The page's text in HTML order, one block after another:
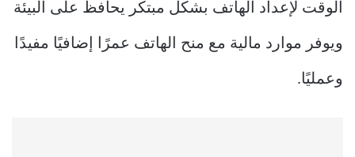
الوقت لإعداد الهاتف بشكل مبتكر يحافظ على البيئة
ويوفر موارد مالية مع منح الهاتف عمرًا إضافيًا مفيدًا
وعمليًا.